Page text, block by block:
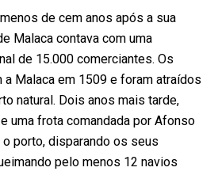
de cem anos após a sua
Malaca contava com uma
de 15.000 comerciantes. Os
Malaca em 1509 e foram atraídos
natural. Dois anos mais tarde,
uma frota comandada por Afonso
porto, disparando os seus
pelo menos 12 navios